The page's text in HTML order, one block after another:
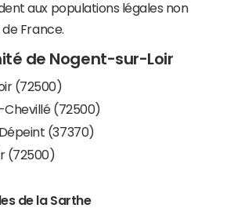
aux populations légales non
France.
de Nogent-sur-Loir
(72500)
(72500)
(37370)
(72500)
de la Sarthe